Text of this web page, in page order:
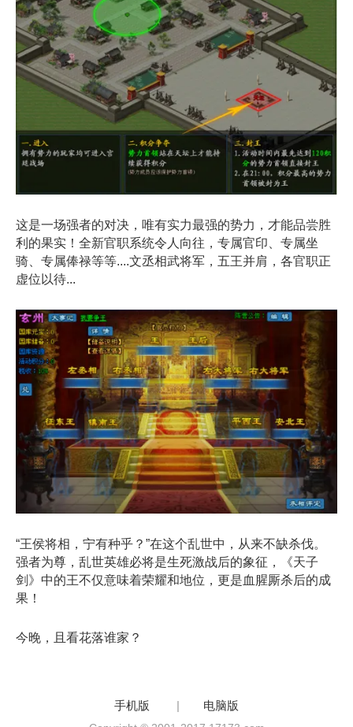
这是一场强者的对决，唯有实力最强的势力，才能品尝胜
利的果实！全新官职系统令人向往，专属官印、专属坐
骑、专属俸禄等等....文丞相武将军，五王并肩，各官职正
虚位以待...
“王侯将相，宁有种乎？”在这个乱世中，从来不缺杀伐。
强者为尊，乱世英雄必将是生死激战后的象征，《天子
剑》中的王不仅意味着荣耀和地位，更是血腥厮杀后的成
果！
今晚，且看花落谁家？
手机版 | 电脑版